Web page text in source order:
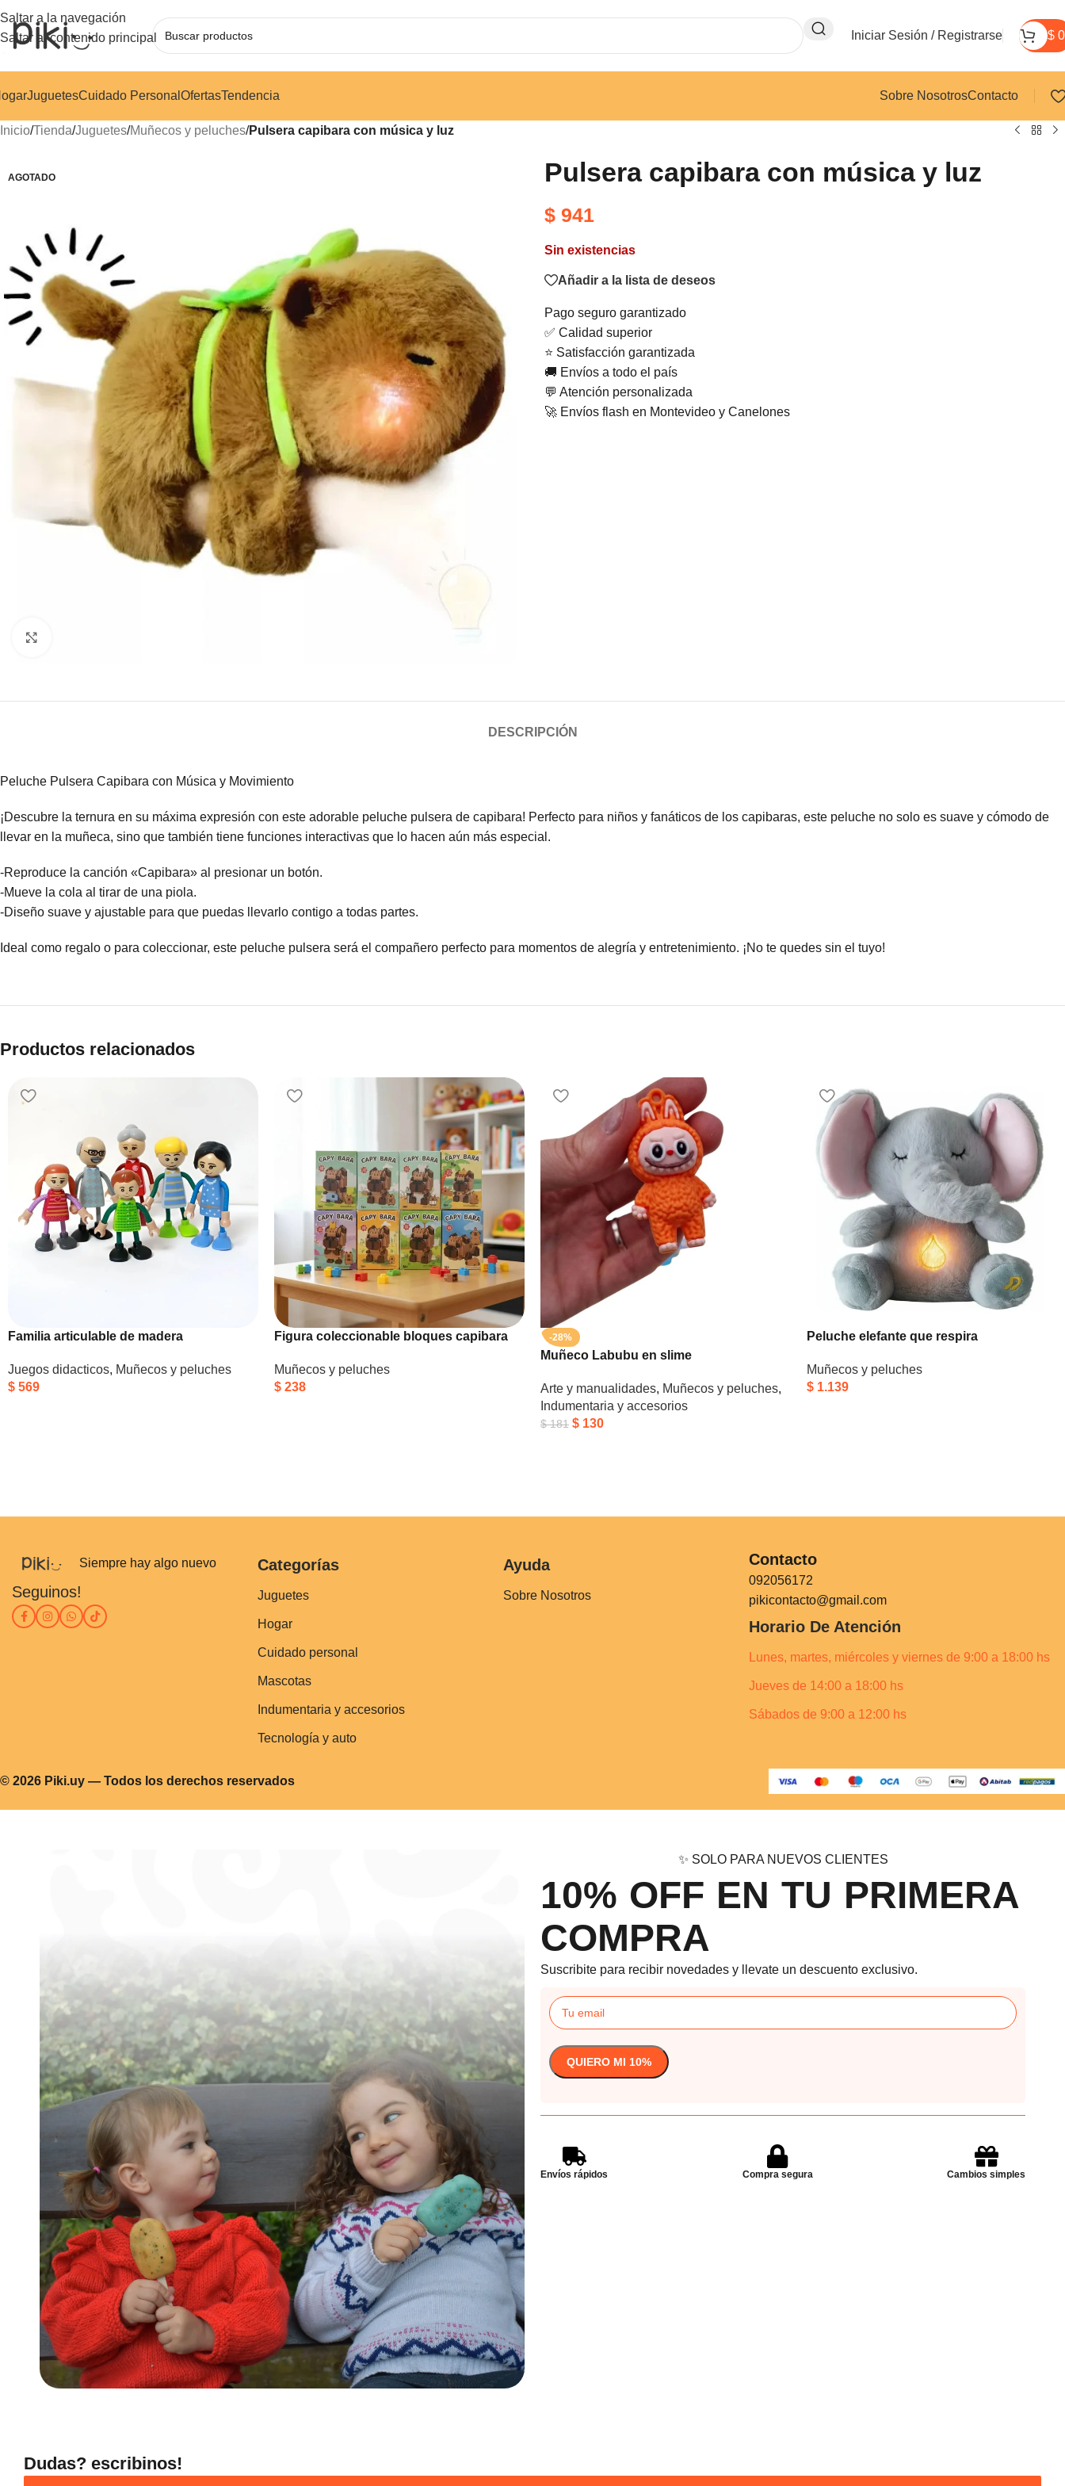
Saltar a la navegación
Saltar al contenido principal
Iniciar Sesión / Registrarse $ 0
JuguetesCuidado Personal OfertasTendencia Sobre NosotrosContacto
Inicio/Tienda/Juguetes/Muñecos y peluches/Pulsera capibara con música y luz
AGOTADO Pulsera capibara con música y luz
$ 941
Sin existencias
Añadir a la lista de deseos
Pago seguro garantizado
✅ Calidad superior
⭐ Satisfacción garantizada
🚚 Envíos a todo el país
💬 Atención personalizada
🚀 Envíos flash en Montevideo y Canelones
DESCRIPCIÓN
Peluche Pulsera Capibara con Música y Movimiento
¡Descubre la ternura en su máxima expresión con este adorable peluche pulsera de capibara! Perfecto para niños y fanáticos de los capibaras, este peluche no solo es suave y cómodo de
llevar en la muñeca, sino que también tiene funciones interactivas que lo hacen aún más especial.
-Reproduce la canción «Capibara» al presionar un botón.
-Mueve la cola al tirar de una piola.
-Diseño suave y ajustable para que puedas llevarlo contigo a todas partes.
Ideal como regalo o para coleccionar, este peluche pulsera será el compañero perfecto para momentos de alegría y entretenimiento. ¡No te quedes sin el tuyo!
Productos relacionados
Familia articulable de madera
Juegos didacticos, Muñecos y peluches
$ 569
Figura coleccionable bloques capibara
Muñecos y peluches
$ 238
-28%
Muñeco Labubu en slime
Arte y manualidades, Muñecos y peluches,
Indumentaria y accesorios
$181 $ 130
Peluche elefante que respira
Muñecos y peluches
$ 1.139
Siempre hay algo nuevo
Seguinos!
Categorías
Juguetes
Hogar
Cuidado personal
Mascotas
Indumentaria y accesorios
Tecnología y auto
Ayuda
Sobre Nosotros
Contacto
092056172
pikicontacto@gmail.com
Horario De Atención
Lunes, martes, miércoles y viernes de 9:00 a 18:00 hs
Jueves de 14:00 a 18:00 hs
Sábados de 9:00 a 12:00 hs
© 2026 Piki.uy — Todos los derechos reservados
✨ SOLO PARA NUEVOS CLIENTES
10% OFF EN TU PRIMERA
COMPRA
Suscribite para recibir novedades y llevate un descuento exclusivo.
Envíos rápidos Compra segura Cambios simples
Dudas? escribinos!